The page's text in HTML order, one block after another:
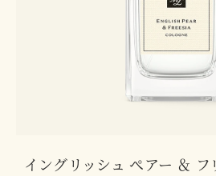
イングリッシュ ぺアー ＆ フ